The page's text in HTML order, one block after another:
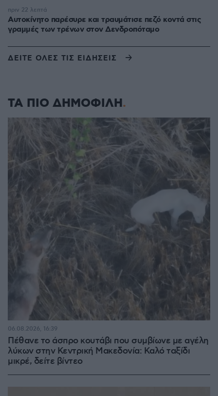
Αυτοκίνητο παρέσυρε και τραυμάτισε πεζό κοντά στις
γραμμές των τρένων στον Δενδροπόταμο
πριν 22 λεπτά
ΔΕΙΤΕ ΟΛΕΣ ΤΙΣ ΕΙΔΗΣΕΙΣ
ΤΑ ΠΙΟ ΔΗΜΟΦΙΛΗ
Πέθανε το άσπρο κουτάβι που συμβίωνε με αγέλη
λύκων στην Κεντρική Μακεδονία: Καλό ταξίδι
μικρέ, δείτε βίντεο
06.08.2026, 16:39